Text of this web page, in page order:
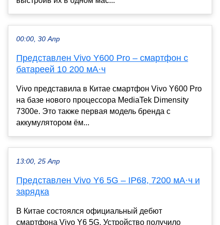
00:00, 30 Апр
Представлен Vivo Y600 Pro – смартфон с
батареей 10 200 мА·ч
Vivo представила в Китае смартфон Vivo Y600 Pro
на базе нового процессора MediaTek Dimensity
7300e. Это также первая модель бренда с
аккумулятором ём...
13:00, 25 Апр
Представлен Vivo Y6 5G – IP68, 7200 мА·ч и
зарядка
В Китае состоялся официальный дебют
смартфона Vivo Y6 5G. Устройство получило